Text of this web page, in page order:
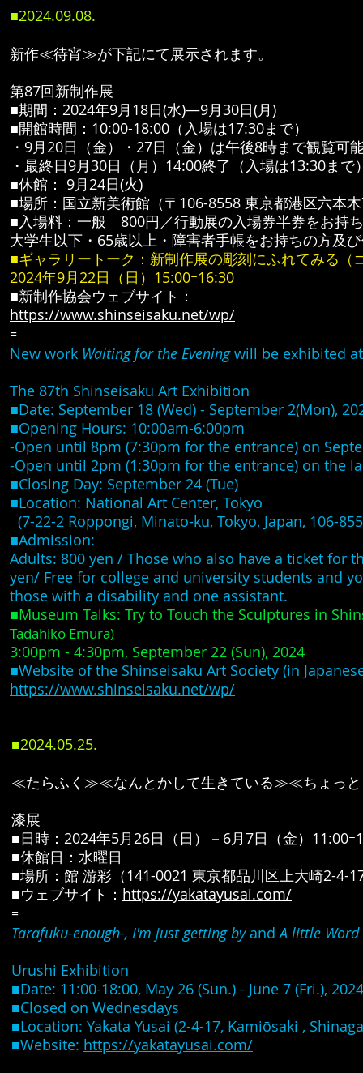
■2024.09.08.
新作≪待宵≫が下記にて展示されます。
第87回新制作展
■期間：2024年9月18日(水)―9月30日(月)
■開館時間：10:00-18:00（入場は17:30まで）
・9月20日（金）・27日（金）は午後8時まで観覧可
・最終日9月30日（月）14:00終了（入場は13:30まで
■休館： 9月24日(火)
■場所：国立新美術館（〒106-8558 東京都港区六本
■入場料：一般 800円／行動展の入場券半券をお持
大学生以下・65歳以上・障害者手帳をお持ちの方及
■ギャラリートーク：新制作展の彫刻にふれてみる
2024年9月22日（日）15:00ｰ16:30
■新制作協会ウェブサイト：
https://www.shinseisaku.net/wp/
=
New work Waiting for the Eveningwill be exhibited
The 87th Shinseisaku Art Exhibition
■Date: September 18 (Wed) - September 2(Mon),
■Opening Hours: 10:00am-6:00pm
-Open until 8pm (7:30pm for the entrance) on
-Open until 2pm (1:30pm for the entrance) on the
■Closing Day: September 24 (Tue)
■Location: National Art Center, Tokyo
(7-22-2 Roppongi, Minato-ku, Tokyo, Japan, 106-
■Admission:
Adults: 800 yen / Those who also have a ticket for
yen/ Free for college and university students and
those with a disability and one assistant.
■Museum Talks: Try to Touch the Sculptures in
Tadahiko Emura)
3:00pm - 4:30pm, September 22 (Sun), 2024
■Website of the Shinseisaku Art Society (in
https://www.shinseisaku.net/wp/
■2024.05.25.
≪たらふく≫≪なんとかして生きている≫≪ちょっと
漆展
■日時：2024年5月26日（日）－6月7日（金）11:00ｰ
■休館日：水曜日
■場所：館 游彩（141-0021 東京都品川区上大崎2-4-
■ウェブサイト： https://yakatayusai.com/
=
Tarafuku-enough-, I'm just getting byandA little Word
Urushi Exhibition
■Date: 11:00-18:00, May 26 (Sun.) - June 7 (Fri.), 2024
■Closed on Wednesdays
■Location: Yakata Yusai (2-4-17, Kamiōsaki ,
■Website: https://yakatayusai.com/